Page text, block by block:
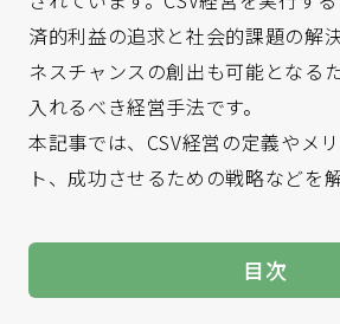
済的利益の追求と社会的課題の解
ネスチャンスの創出も可能となる
入れるべき経営手法です。
本記事では、CSV経営の定義やメ
ト、成功させるための戦略などを
目次